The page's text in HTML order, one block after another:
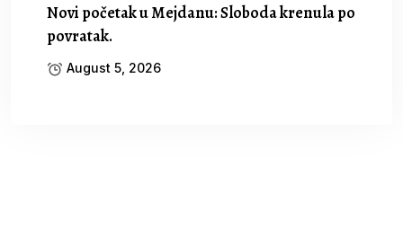
Novi početak u Mejdanu: Sloboda krenula po
povratak.
August 5, 2026